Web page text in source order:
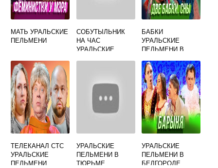
МАТЬ УРАЛЬСКИЕ
ПЕЛЬМЕНИ
СОБУТЫЛЬНИК
НА ЧАС
УРАЛЬСКИЕ
БАБКИ
УРАЛЬСКИЕ
ПЕЛЬМЕНИ В
ТЕЛЕКАНАЛ СТС
УРАЛЬСКИЕ
ПЕЛЬМЕНИ
УРАЛЬСКИЕ
ПЕЛЬМЕНИ В
ТЮРЬМЕ
УРАЛЬСКИЕ
ПЕЛЬМЕНИ В
БЕЛГОРОДЕ